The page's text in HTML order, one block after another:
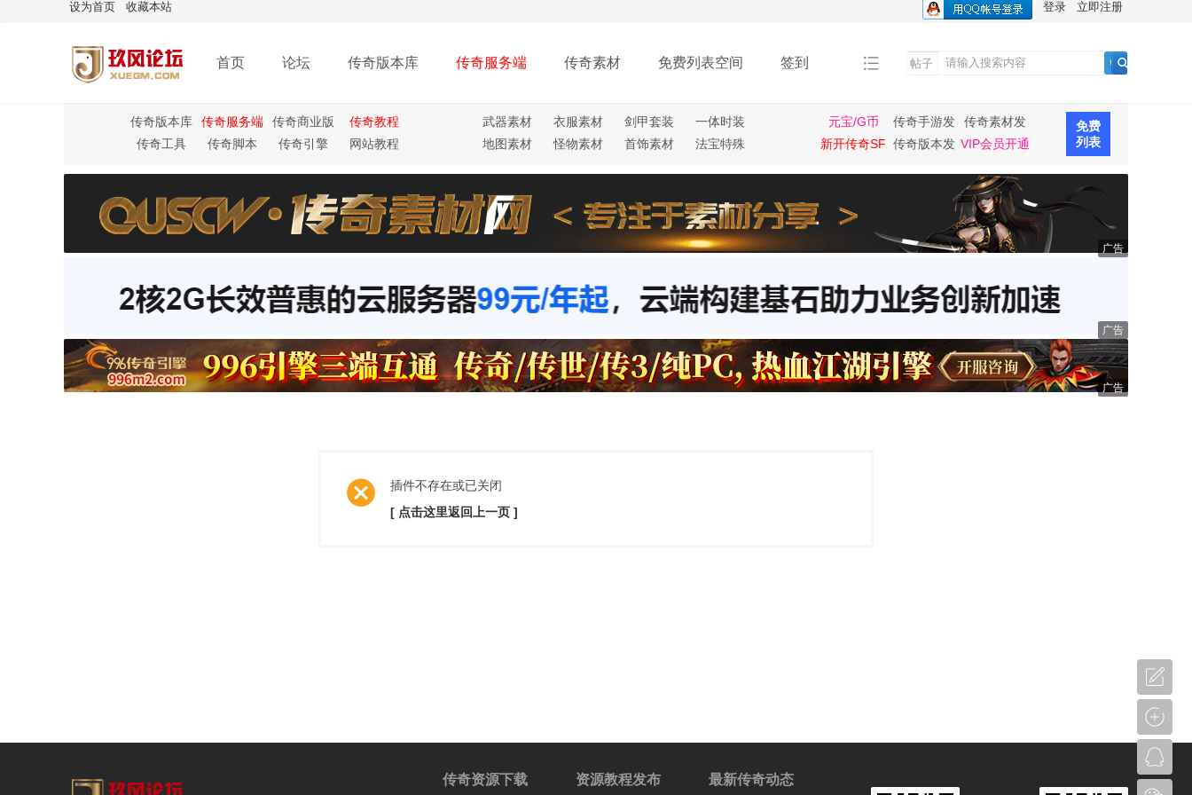
设为首页 收藏本站 登录 立即注册
首页 论坛 传奇版本库 传奇服务端 传奇素材 免费列表空间 签到 帖子
传奇版本库 传奇服务端
传奇商业版
本
传奇教程
传奇工具
传奇脚本 传奇引擎 网站教程
武器素材 衣服素材 剑甲套装
一体时装
地图素材
怪物素材 首饰素材 法宝特殊
元宝/G币
传奇手游发
布
传奇素材发
布
新开传奇SF 传奇版本发 VIP会员开通
免费
列表
广告
广告
广告
插件不存在或已关闭
[ 点击这里返回上一页 ]
传奇资源下载 资源教程发布 最新传奇动态